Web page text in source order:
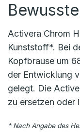
Activera Chrom
Kunststoff*. Bei
Kopfbrause um
der Entwicklung
gelegt. Die
zu ersetzen oder
* Nach Angabe des